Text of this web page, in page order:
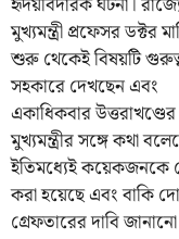
মুখ্যমন্ত্রী প্রফেসর ডক্টর
শুরু থেকেই বিষয়টি
সহকারে দেখছেন এবং
একাধিকবার উত্তরাখণ্ডের
মুখ্যমন্ত্রীর সঙ্গে কথা
ইতিমধ্যেই কয়েকজনকে
করা হয়েছে এবং বাকি
গ্রেফতারের দাবি